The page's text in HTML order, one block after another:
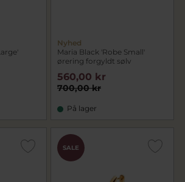
Nyhed
Maria Black 'Robe Small'
ørering forgyldt sølv
700,00 kr
560,00 kr
På lager
SALE